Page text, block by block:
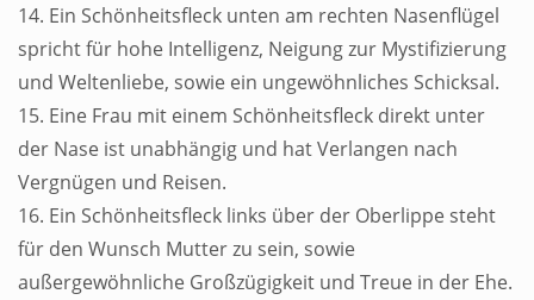
14. Ein Schönheitsfleck unten am rechten Nasenflügel
spricht für hohe Intelligenz, Neigung zur Mystifizierung
und Weltenliebe, sowie ein ungewöhnliches Schicksal.
15. Eine Frau mit einem Schönheitsfleck direkt unter
der Nase ist unabhängig und hat Verlangen nach
Vergnügen und Reisen.
16. Ein Schönheitsfleck links über der Oberlippe steht
für den Wunsch Mutter zu sein, sowie
außergewöhnliche Großzügigkeit und Treue in der Ehe.